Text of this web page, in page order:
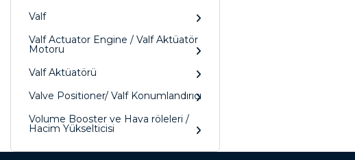
Valf
Valf Actuator Engine / Valf Aktüatör
Motoru
Valf Aktüatörü
Valve Positioner/ Valf Konumlandırıcı
Volume Booster ve Hava röleleri /
Hacim Yükselticisi